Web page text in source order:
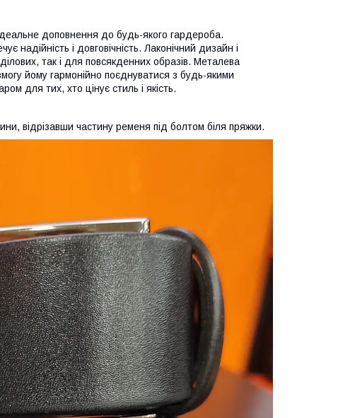
доповнення до будь-якого гардероба.
надійність і довговічність. Лаконічний дизайн і
так і для повсякденних образів. Металева
йому гармонійно поєднуватися з будь-якими
для тих, хто цінує стиль і якість.
відрізавши частину ременя під болтом біля пряжки.